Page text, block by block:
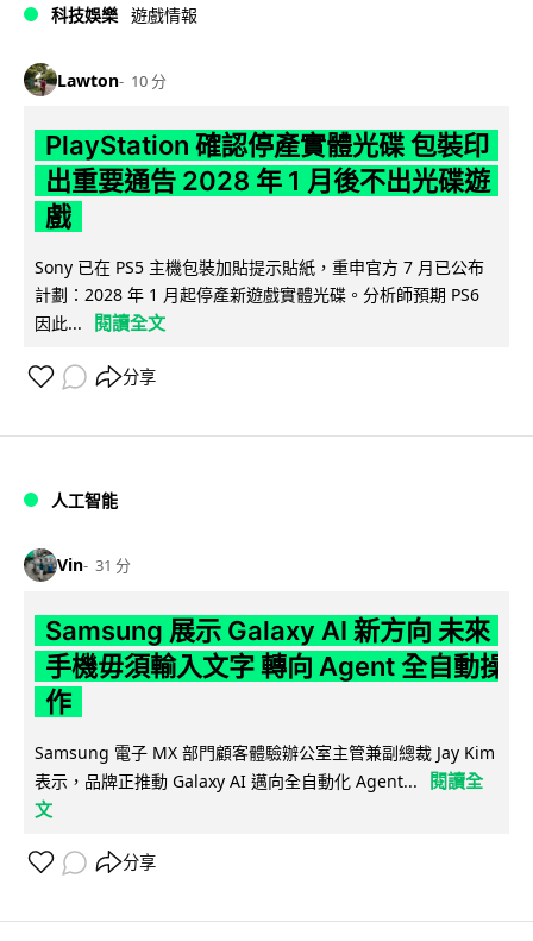
科技娛樂 遊戲情報
Lawton 10 分
PlayStation 確認停產實體光碟 包裝印
出重要通告 2028 年 1 月後不出光碟遊
戲
Sony 已在 PS5 主機包裝加貼提示貼紙，重申官方 7 月已公布
計劃：2028 年 1 月起停產新遊戲實體光碟。分析師預期 PS6
因此...
閱讀全文
分享
人工智能
Vin 31 分
Samsung 展示 Galaxy AI 新方向 未來
手機毋須輸入文字 轉向 Agent 全自動操
作
Samsung 電子 MX 部門顧客體驗辦公室主管兼副總裁 Jay Kim
表示，品牌正推動 Galaxy AI 邁向全自動化 Agent...
閱讀全
文
分享